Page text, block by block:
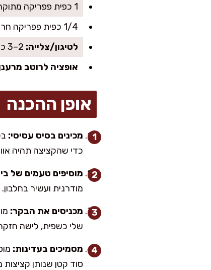
1 כפית פפריקה מתוקה
1/4 כפית פפריקה חריפה (לא חובה)
לטיגון/צלייה:
אופציה לרוטב
אופן ההכנה
מכינים בסיס עסיסי:
כדי שהקציצה תהיה
מוסיפים טעמים של
מודרנית ועשיר בחלבון.
מכניסים את הבקר:
שלי כשפית, לישה חזקה
מסמיכים בעדינות:
סוד קטן שנותן קציצות